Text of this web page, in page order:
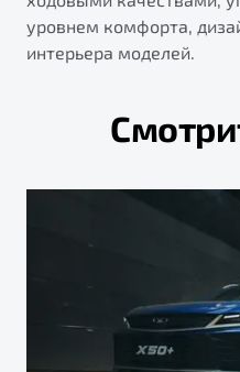
уровнем комфорта,
интерьера моделей.